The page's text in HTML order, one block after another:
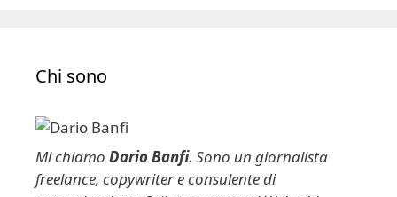
Chi sono
Mi chiamo Dario Banfi. Sono un giornalista
freelance, copywriter e consulente di